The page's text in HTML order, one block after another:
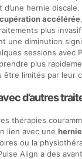
hernie discale.
accélérée
plus
une diminution
sessions avec
plus
être limités par leur
d’autres
thérapies
lien avec une
ou la
Align a des